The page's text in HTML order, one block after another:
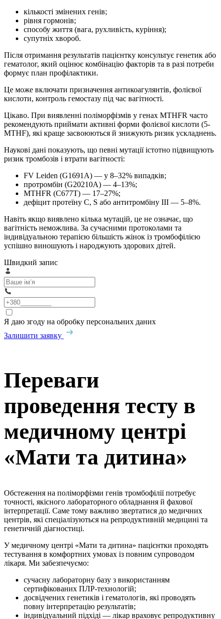
кількості змінених генів;
рівня гормонів;
способу життя (вага, рухливість, куріння);
супутніх хвороб.
Після отримання результатів пацієнтку консультує генетик або
гематолог, який оцінює комбінацію факторів та в разі потреби
формує план профілактики.
Це може включати призначення антикоагулянтів, фолієвої
кислоти, контроль гемостазу під час вагітності.
Цікаво. При виявленні поліморфізмів у генах MTHFR часто
рекомендують приймати активні форми фолієвої кислоти (5-
MTHF), які краще засвоюються й знижують ризик ускладнень.
Наукові дані показують, що певні мутації істотно підвищують
ризик тромбозів і втрати вагітності:
FV Leiden (G1691A) — у 8–32% випадків;
протромбін (G20210A) — 4–13%;
MTHFR (C677T) — 17–27%;
дефіцит протеїну C, S або антитромбіну III — 5–8%.
Навіть якщо виявлено кілька мутацій, це не означає, що
вагітність неможлива. За сучасними протоколами та
індивідуальною терапією більшість жінок із тромбофілією
успішно виношують і народжують здорових дітей.
Швидкий запис
Я даю згоду на обробку персональних даних
Залишити заявку
Переваги
проведення тесту в
медичному центрі
«Мати та дитина»
Обстеження на поліморфізми генів тромбофілії потребує
точності, якісного лабораторного обладнання й фахової
інтерпретації. Саме тому важливо звертатися до медичних
центрів, які спеціалізуються на репродуктивній медицині та
генетичній діагностиці.
У медичному центрі «Мати та дитина» пацієнтки проходять
тестування в комфортних умовах із повним супроводом
лікаря. Ми забезпечуємо:
сучасну лабораторну базу з використанням
сертифікованих ПЛР-технологій;
досвідчених генетиків і гематологів, які проводять
повну інтерпретацію результатів;
індивідуальний підхіді — лікар враховує репродуктивну